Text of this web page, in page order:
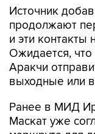
Источник
продолжают
и эти контакты
Ожидается,
Аракчи
выходные или
Ранее в МИД
Маскат уже